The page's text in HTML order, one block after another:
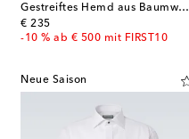
Gestreiftes Hemd aus Baumwolle
€ 235
original price
-10 % ab € 500 mit FIRST10
Neue Saison